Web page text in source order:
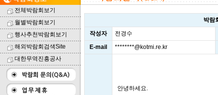
전체박람회보기
월별박람회보기
행사추천박람회보기
해외박람회검색Site
대한무역진흥공사
박람
작성자
전경수
E-mail
********@kotmi.re.kr
안녕하세요.